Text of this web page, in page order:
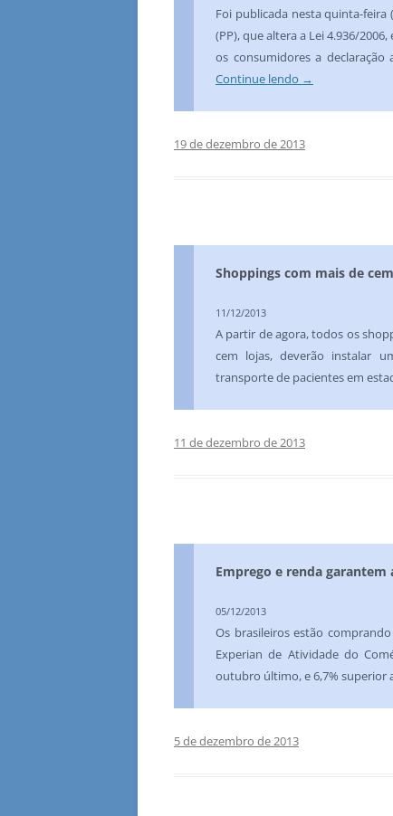
Foi publicada nesta quinta-feira
(PP), que altera a Lei 4.936/
os consumidores a
Continue lendo →
19 de dezembro de 2013
Shoppings com mais de
11/12/2013
A partir de agora, todos os
cem lojas, deverão instalar
transporte de pacientes em
11 de dezembro de 2013
Emprego e renda
05/12/2013
Os brasileiros estão
Experian de Atividade do
outubro último, e 6,7% superior
5 de dezembro de 2013